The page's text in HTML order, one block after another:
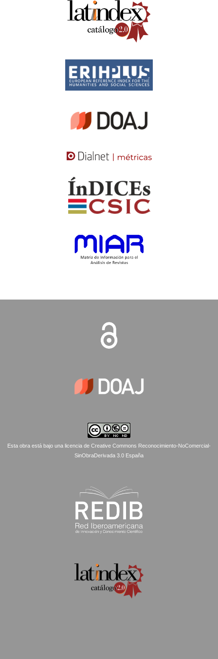
Esta obra está bajo una licencia de Creative Commons Reconocimiento-NoComercial-
SinObraDerivada 3.0 España